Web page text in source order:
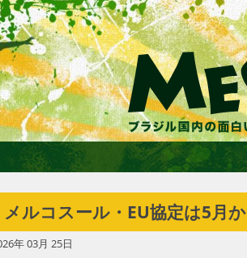
メルコスール・EU協定は5月
年 03月 25日